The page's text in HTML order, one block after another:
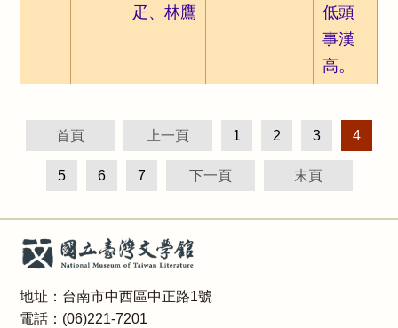
疋、林鷹
低頭
事漢
高。
首頁 上一頁 1 2 3 4
5 6 7 下一頁 末頁
地址：台南市中西區中正路1號
電話：(06)221-7201